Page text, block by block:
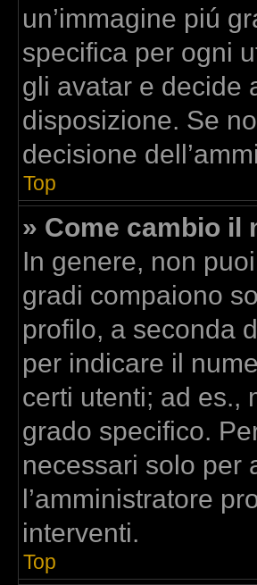
un’immagine piú
specifica per ogni
gli avatar e decide
disposizione. Se
decisione
Top
» Come cambio il
In genere, non
gradi compaiono
profilo, a seconda
per indicare il
certi utenti; ad es.,
grado specifico.
necessari solo per
l’amministratore
interventi.
Top